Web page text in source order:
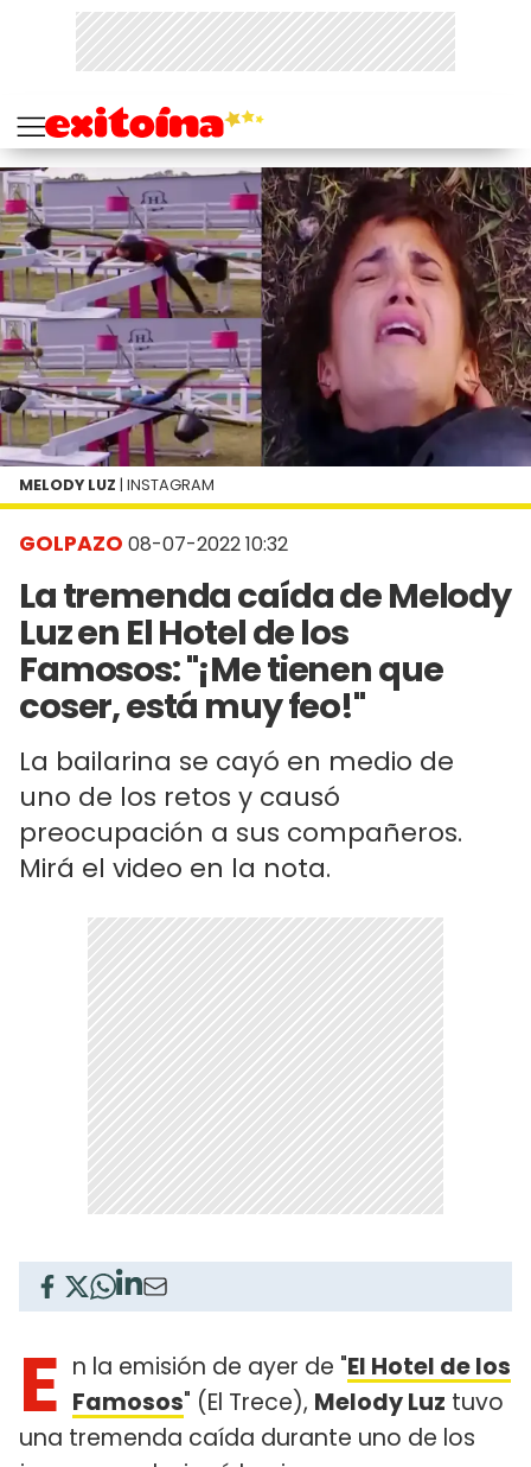
GOLPAZO 08-07-2022 10:32
La tremenda caída de Melody
Luz en El Hotel de los
Famosos: "¡Me tienen que
coser, está muy feo!"
La bailarina se cayó en medio de
uno de los retos y causó
preocupación a sus compañeros.
Mirá el video en la nota.
MELODY LUZ | INSTAGRAM
E n la emisión de ayer de "El Hotel de los
Famosos" (El Trece), Melody Luz tuvo
una tremenda caída durante uno de los